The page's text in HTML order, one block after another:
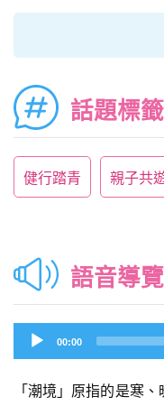
話題標籤
健行踏青 親子共
語音導覽
Audio
Player
00:00
「潮境」原指的是寒